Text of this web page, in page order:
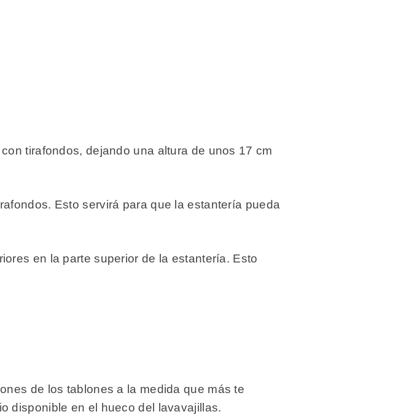
tirafondos, dejando una altura de unos 17 cm
Esto servirá para que la estantería pueda
en la parte superior de la estantería. Esto
de los tablones a la medida que más te
disponible en el hueco del lavavajillas.